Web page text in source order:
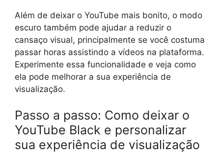
Além de deixar o YouTube mais bonito, o modo
escuro também pode ajudar a reduzir o
cansaço visual, principalmente se você costuma
passar horas assistindo a vídeos na plataforma.
Experimente essa funcionalidade e veja como
ela pode melhorar a sua experiência de
visualização.
Passo a passo: Como deixar o
YouTube Black e personalizar
sua experiência de visualização